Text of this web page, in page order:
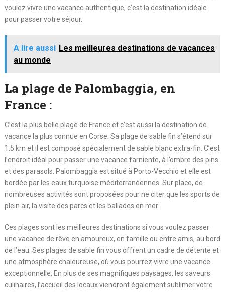
voulez vivre une vacance authentique, c’est la destination idéale
pour passer votre séjour.
A lire aussi Les meilleures destinations de vacances
au monde
La plage de Palombaggia, en
France :
C’est la plus belle plage de France et c’est aussi la destination de
vacance la plus connue en Corse. Sa plage de sable fin s’étend sur
1.5 km et il est composé spécialement de sable blanc extra-fin. C’est
l’endroit idéal pour passer une vacance farniente, à l’ombre des pins
et des parasols. Palombaggia est situé à Porto-Vecchio et elle est
bordée par les eaux turquoise méditerranéennes. Sur place, de
nombreuses activités sont proposées pour ne citer que les sports de
plein air, la visite des parcs et les ballades en mer.
Ces plages sont les meilleures destinations si vous voulez passer
une vacance de rêve en amoureux, en famille ou entre amis, au bord
de l’eau. Ses plages de sable fin vous offrent un cadre de détente et
une atmosphère chaleureuse, où vous pourrez vivre une vacance
exceptionnelle. En plus de ses magnifiques paysages, les saveurs
culinaires, l’accueil des locaux viendront également sublimer votre